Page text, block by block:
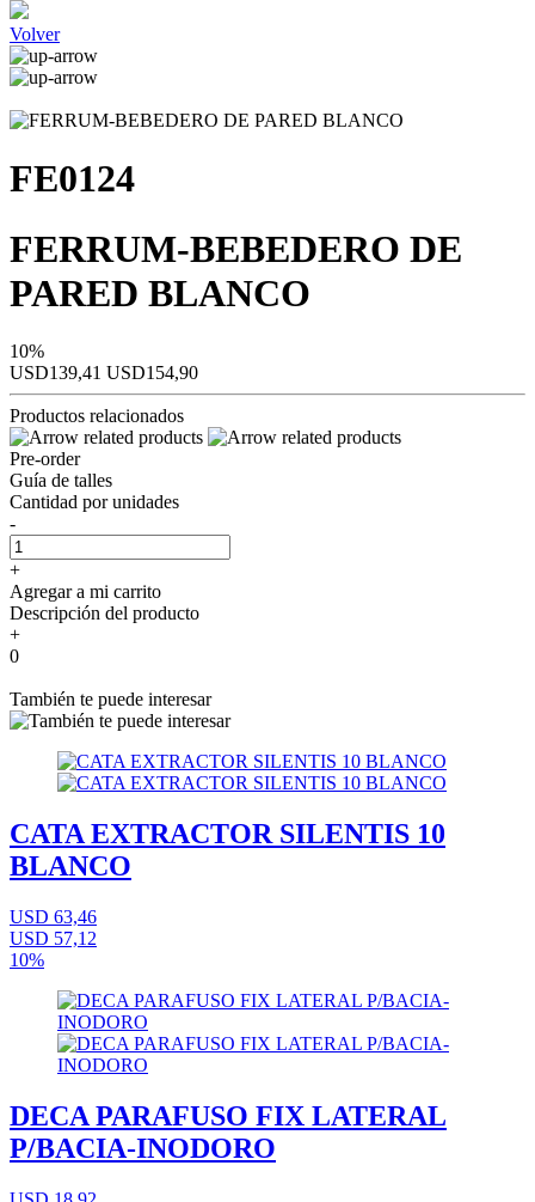
Volver
FE0124
FERRUM-BEBEDERO DE
PARED BLANCO
10%
USD139,41 USD154,90
Productos relacionados
Pre-order
Guía de talles
Cantidad por unidades
-
+
Agregar a mi carrito
Descripción del producto
+
0
También te puede interesar
CATA EXTRACTOR SILENTIS 10
BLANCO
USD 63,46
USD 57,12
10%
DECA PARAFUSO FIX LATERAL
P/BACIA-INODORO